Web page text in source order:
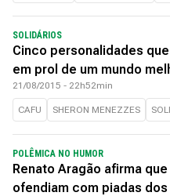
SOLIDÁRIOS
Cinco personalidades
em prol de um mundo
21/08/2015 - 22h52min
CAFU SHERON MENEZZES
POLÊMICA NO HUMOR
Renato Aragão afirma
ofendiam com piadas